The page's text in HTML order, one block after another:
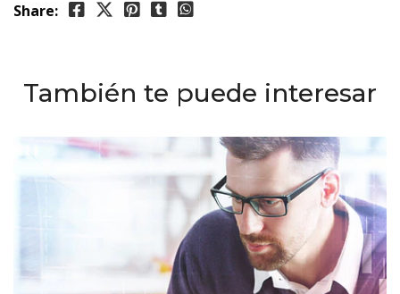
Share:
También te puede interesar